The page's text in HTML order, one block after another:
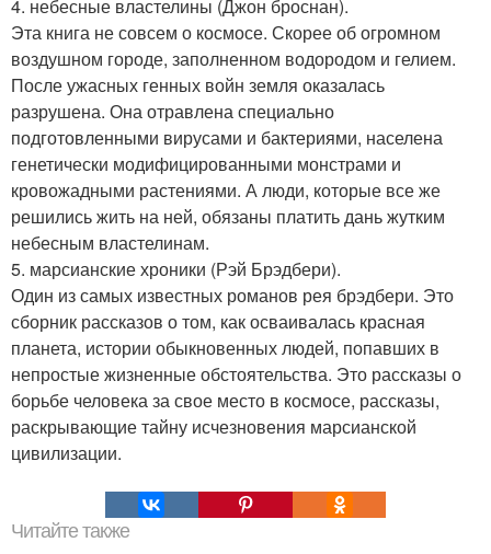
4. небесные властелины (Джон броснан).
Эта книга не совсем о космосе. Скорее об огромном
воздушном городе, заполненном водородом и гелием.
После ужасных генных войн земля оказалась
разрушена. Она отравлена специально
подготовленными вирусами и бактериями, населена
генетически модифицированными монстрами и
кровожадными растениями. А люди, которые все же
решились жить на ней, обязаны платить дань жутким
небесным властелинам.
5. марсианские хроники (Рэй Брэдбери).
Один из самых известных романов рея брэдбери. Это
сборник рассказов о том, как осваивалась красная
планета, истории обыкновенных людей, попавших в
непростые жизненные обстоятельства. Это рассказы о
борьбе человека за свое место в космосе, рассказы,
раскрывающие тайну исчезновения марсианской
цивилизации.
Читайте также